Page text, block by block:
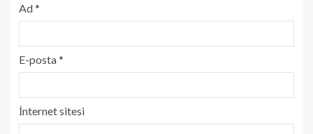
Ad*
E-posta*
İnternet sitesi